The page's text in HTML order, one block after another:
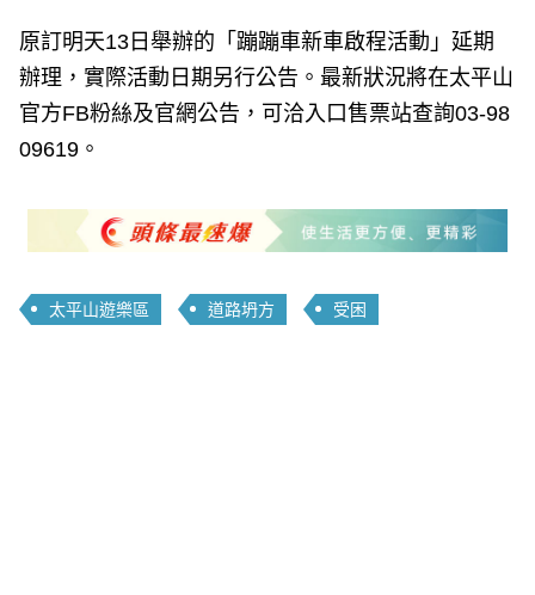
原訂明天13日舉辦的「蹦蹦車新車啟程活動」延期
辦理，實際活動日期另行公告。最新狀況將在太平山
官方FB粉絲及官網公告，可洽入口售票站查詢03-98
09619。
太平山遊樂區 道路坍方 受困